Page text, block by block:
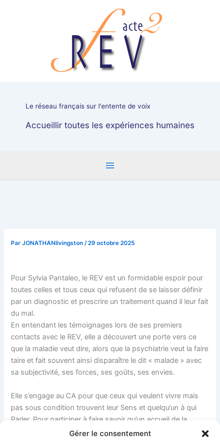
Gérer le consentement
Le réseau français sur l'entente de voix
Accueillir toutes les expériences humaines
ParJONATHANlivingston/29 octobre 2025
Pour Sylvia Pantaleo, le REV est un formidable espoir pour
toutes celles et tous ceux qui refusent de se laisser définir
par un diagnostic et prescrire un traitement quand il leur fait
du mal.
En entendant les témoignages lors de ses premiers
contacts avec le REV, elle a découvert une porte vers ce
que la maladie veut dire, alors que la psychiatrie veut la faire
taire et fait souvent ainsi disparaître le dit « malade » avec
sa subjectivité, ses forces, ses goûts, ses envies.
Elle s’engage au CA pour que ceux qui veulent vivre mais
pas sous condition trouvent leur Sens et quelqu’un à qui
Parler. Pour participer à faire savoir qu’un accueil de la
souffrance sans prescription et assignation d’aucune sorte